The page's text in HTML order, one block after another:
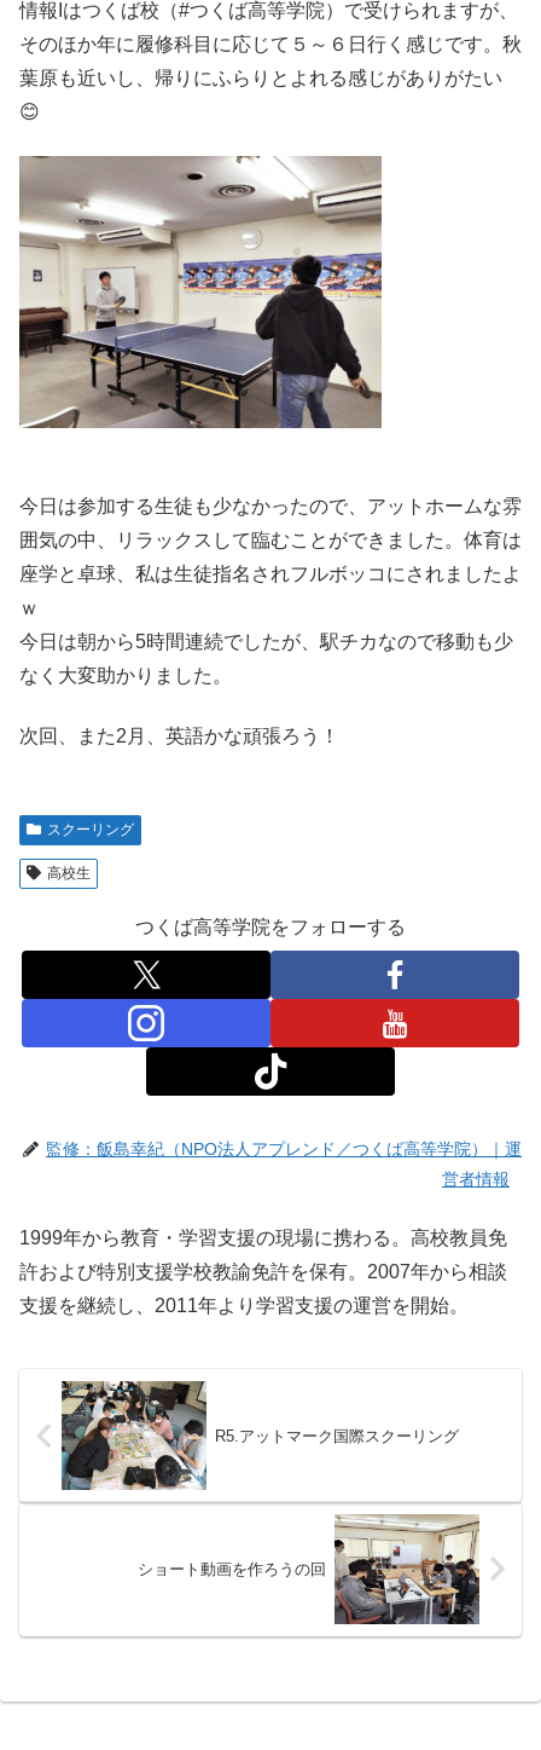
情報Iはつくば校（#つくば高等学院）で受けられますが、
そのほか年に履修科目に応じて５～６日行く感じです。秋
葉原も近いし、帰りにふらりとよれる感じがありがたい
😊
今日は参加する生徒も少なかったので、アットホームな雰
囲気の中、リラックスして臨むことができました。体育は
座学と卓球、私は生徒指名されフルボッコにされましたよ
ｗ
今日は朝から5時間連続でしたが、駅チカなので移動も少
なく大変助かりました。
次回、また2月、英語かな頑張ろう！
スクーリング
高校生
つくば高等学院をフォローする
監修：飯島幸紀（NPO法人アプレンド／つくば高等学院）｜運
営者情報
1999年から教育・学習支援の現場に携わる。高校教員免
許および特別支援学校教諭免許を保有。2007年から相談
支援を継続し、2011年より学習支援の運営を開始。
R5.アットマーク国際スクーリング
ショート動画を作ろうの回